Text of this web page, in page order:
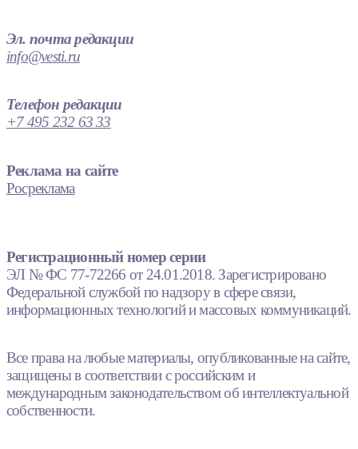
Эл. почта редакции
info@vesti.ru
Телефон редакции
+7 495 232 63 33
Реклама на сайте
Росреклама
Регистрационный номер серии
ЭЛ № ФС 77-72266 от 24.01.2018. Зарегистрировано
Федеральной службой по надзору в сфере связи,
информационных технологий и массовых коммуникаций.
Все права на любые материалы, опубликованные на сайте,
защищены в соответствии с российским и
международным законодательством об интеллектуальной
собственности.